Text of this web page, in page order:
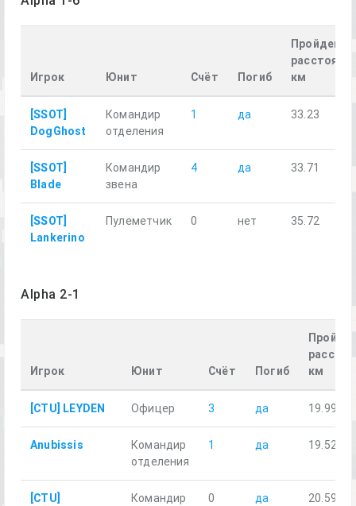
Игрок Юнит Счёт Погиб
км
[SSOT]
DogGhost
Командир
отделения
1 да 33.23
[SSOT]
Blade
Командир
звена
4 да 33.71
[SSOT]
Lankerino
Пулеметчик 0 нет 35.72
Alpha 2-1
Игрок Юнит Счёт Погиб
км
[CTU] LEYDEN Офицер 3 да 19.99
Anubissis
Командир
отделения
1 да 19.52
[CTU]
Командир
0 да 20.59